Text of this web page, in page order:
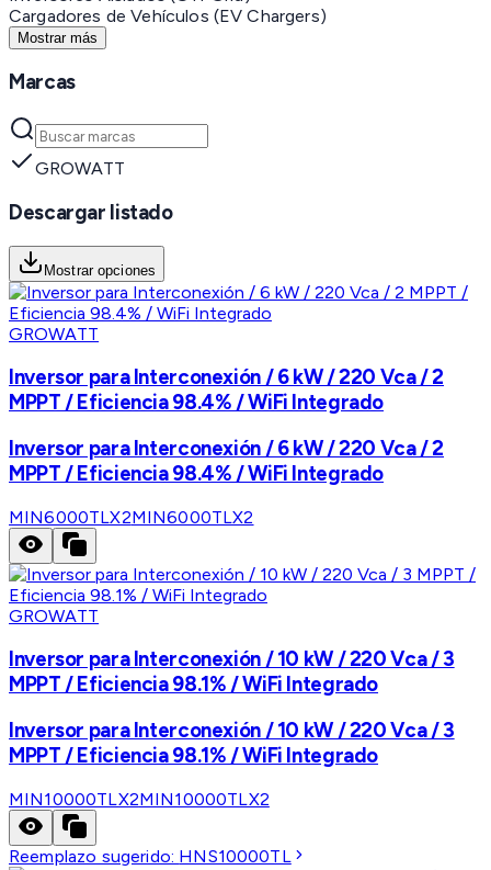
Cargadores de Vehículos (EV Chargers)
Mostrar más
Marcas
GROWATT
Descargar listado
Mostrar opciones
GROWATT
Inversor para Interconexión / 6 kW / 220 Vca / 2
MPPT / Eficiencia 98.4% / WiFi Integrado
Inversor para Interconexión / 6 kW / 220 Vca / 2
MPPT / Eficiencia 98.4% / WiFi Integrado
MIN6000TLX2MIN6000TLX2
GROWATT
Inversor para Interconexión / 10 kW / 220 Vca / 3
MPPT / Eficiencia 98.1% / WiFi Integrado
Inversor para Interconexión / 10 kW / 220 Vca / 3
MPPT / Eficiencia 98.1% / WiFi Integrado
MIN10000TLX2MIN10000TLX2
Reemplazo sugerido: HNS10000TL